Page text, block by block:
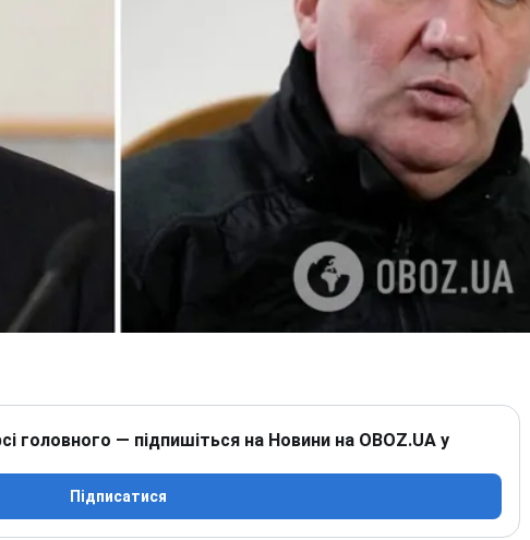
головного — підпишіться на Новини на OBOZ.UA у
Підписатися